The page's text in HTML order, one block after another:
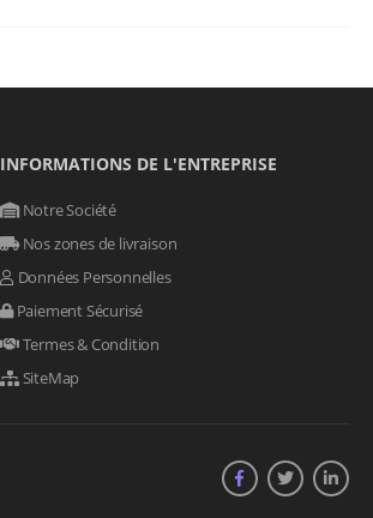
INFORMATIONS DE L'ENTREPRISE
Notre Société
Nos zones de livraison
Données Personnelles
Paiement Sécurisé
Termes & Condition
SiteMap